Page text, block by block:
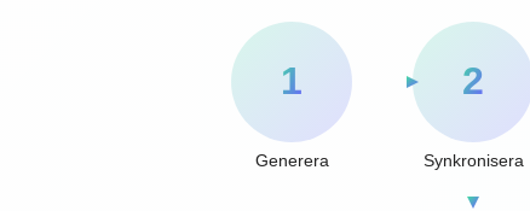
1
Generera
2
Synkronisera